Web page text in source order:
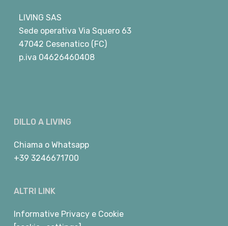
LIVING SAS
Sede operativa Via Squero 63
47042 Cesenatico (FC)
p.iva 04626460408
DILLO A LIVING
Chiama o Whatsapp
+39 3246671700
ALTRI LINK
Informative Privacy e Cookie